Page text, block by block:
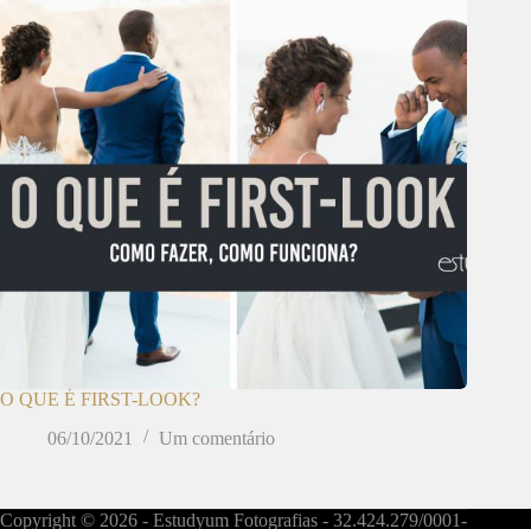
O QUE É FIRST-LOOK?
06/10/2021
Um comentário
Copyright © 2026 - Estudyum Fotografias - 32.424.279/0001-